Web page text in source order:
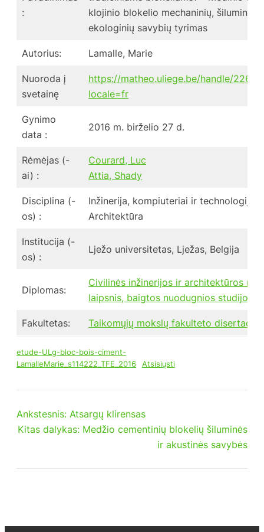
:
klojinio blokelio mechaninių, šiluminių ir
ekologinių savybių tyrimas
Autorius: Lamalle, Marie
Nuoroda į
svetainę
https://matheo.uliege.be/handle/
locale=fr
Gynimo
data :
2016 m. birželio 27 d.
Rėmėjas (-
ai) :
Courard, Luc
Attia, Shady
Disciplina (-
os) :
Inžinerija, kompiuteriai ir technologijos
Architektūra
Institucija (-
os) :
Lježo universitetas, Lježas, Belgija
Diplomas:
Civilinės inžinerijos ir architektūros
laipsnis, baigtos nuodugnios studijos
Fakultetas: Taikomųjų mokslų fakulteto
etude-ULg-bloc-bois-ciment-
LamalleMarie_s114222_TFE_2016
Atsisiųsti
Ankstesnis: Atsargų klirensas
Kitas dalykas: Medžio cementinių blokelių šiluminės
ir akustinės savybės